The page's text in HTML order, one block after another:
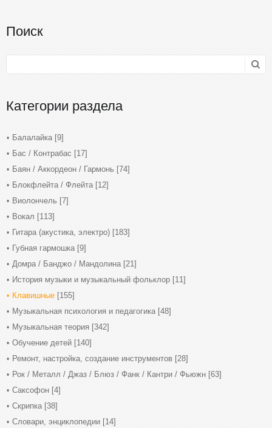
Поиск
Категории раздела
Балалайка [9]
Бас / Контрабас [17]
Баян / Аккордеон / Гармонь [74]
Блокфлейта / Флейта [12]
Виолончель [7]
Вокал [113]
Гитара (акустика, электро) [183]
Губная гармошка [9]
Домра / Банджо / Мандолина [21]
История музыки и музыкальный фольклор [11]
Клавишные [155]
Музыкальная психология и педагогика [48]
Музыкальная теория [342]
Обучение детей [140]
Ремонт, настройка, создание инструментов [28]
Рок / Металл / Джаз / Блюз / Фанк / Кантри / Фьюжн [63]
Саксофон [4]
Скрипка [38]
Словари, энциклопедии [14]